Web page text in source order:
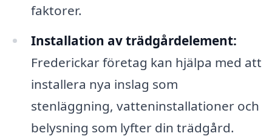
faktorer.
Installation av trädgårdelement:
Frederickar företag kan hjälpa med att
installera nya inslag som
stenläggning, vatteninstallationer och
belysning som lyfter din trädgård.